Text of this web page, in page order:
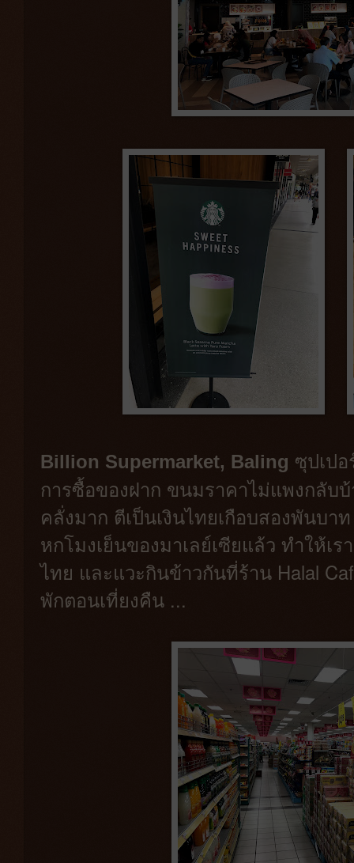
Billion Supermarket, Baling ซุปเป
การซื้อของฝาก ขนมราคาไม่แพงกลับ
คลั่งมาก ตีเป็นเงินไทยเกือบสองพันบา
หกโมงเย็นของมาเลย์เซียแล้ว ทำให้เ
ไทย และแวะกินข้าวกันที่ร้าน Halal
พักตอนเที่ยงคืน ...